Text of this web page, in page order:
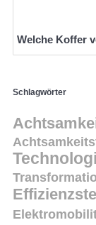
Welche Koffer
Schlagwörter